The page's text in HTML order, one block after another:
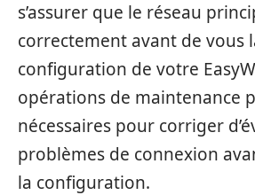
s’assurer que le réseau
correctement avant de vous
configuration de votre
opérations de maintenance
nécessaires pour corriger
problèmes de connexion
la configuration.